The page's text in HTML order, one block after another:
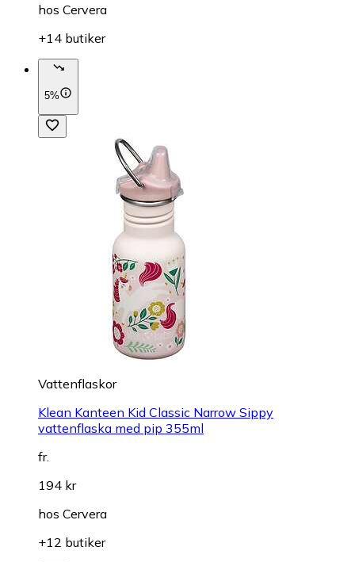
hos Cervera
+14 butiker
5%
Vattenflaskor
Klean Kanteen Kid Classic Narrow Sippy
vattenflaska med pip 355ml
fr.
194 kr
hos Cervera
+12 butiker